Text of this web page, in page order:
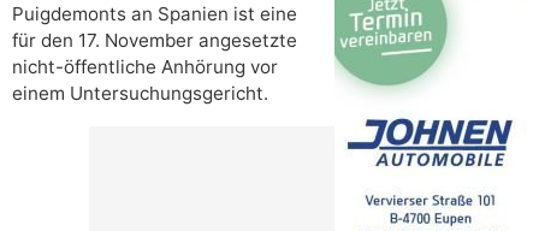
Puigdemonts an Spanien ist eine
für den 17. November angesetzte
nicht-öffentliche Anhörung vor
einem Untersuchungsgericht.